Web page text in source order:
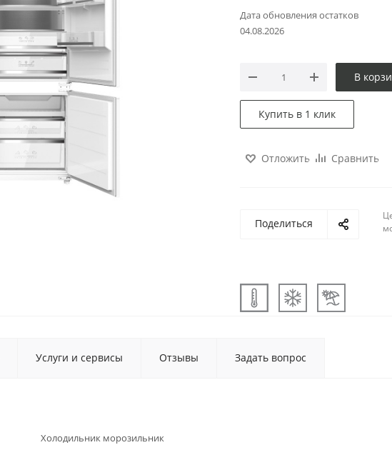
Дата обновления остатков
04.08.2026
В
Купить в 1 клик
Отложить Сравнить
Поделиться
Услуги и сервисы Отзывы Задать вопрос
Холодильник морозильник